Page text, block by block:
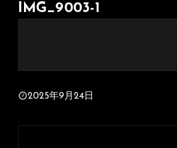
IMG_9003-1
投
日:
2025年9月24日